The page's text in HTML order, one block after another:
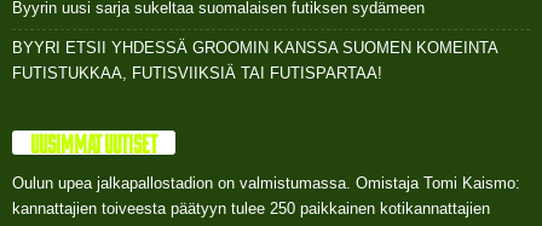
Byyrin uusi sarja sukeltaa suomalaisen futiksen sydämeen
BYYRI ETSII YHDESSÄ GROOMIN KANSSA SUOMEN KOMEINTA
FUTISTUKKAA, FUTISVIIKSIÄ TAI FUTISPARTAA!
UUSIMMAT UUTISET
Oulun upea jalkapallostadion on valmistumassa. Omistaja Tomi Kaismo:
kannattajien toiveesta päätyyn tulee 250 paikkainen kotikannattajien